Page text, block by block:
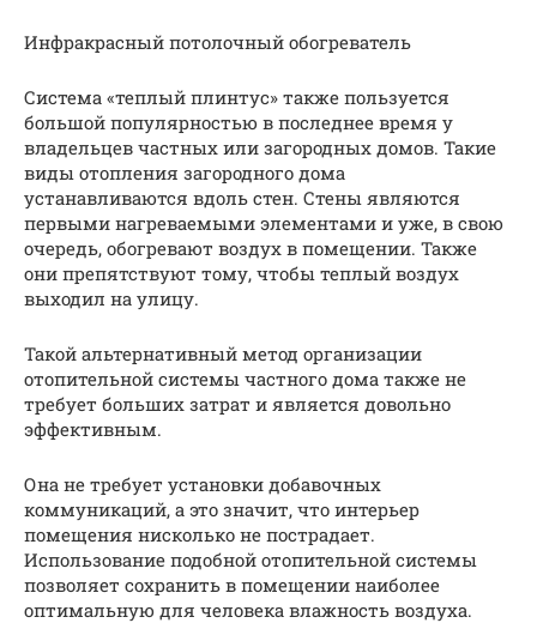
Инфракрасный потолочный обогреватель
Система «теплый плинтус» также пользуется
большой популярностью в последнее время у
владельцев частных или загородных домов. Такие
виды отопления загородного дома
устанавливаются вдоль стен. Стены являются
первыми нагреваемыми элементами и уже, в свою
очередь, обогревают воздух в помещении. Также
они препятствуют тому, чтобы теплый воздух
выходил на улицу.
Такой альтернативный метод организации
отопительной системы частного дома также не
требует больших затрат и является довольно
эффективным.
Она не требует установки добавочных
коммуникаций, а это значит, что интерьер
помещения нисколько не пострадает.
Использование подобной отопительной системы
позволяет сохранить в помещении наиболее
оптимальную для человека влажность воздуха.